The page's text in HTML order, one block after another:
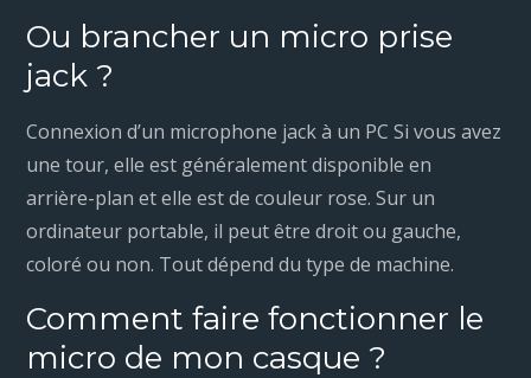
Ou brancher un micro prise
jack ?
Connexion d’un microphone jack à un PC Si vous avez
une tour, elle est généralement disponible en
arrière-plan et elle est de couleur rose. Sur un
ordinateur portable, il peut être droit ou gauche,
coloré ou non. Tout dépend du type de machine.
Comment faire fonctionner le
micro de mon casque ?